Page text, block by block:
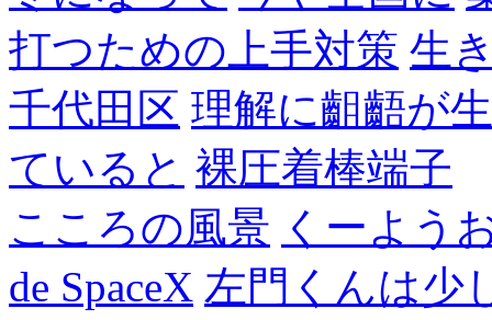
打つための上手対策 生
千代田区 理解に齟齬が
ていると 裸圧着棒端子
こころの風景 くーよう
de SpaceX 左門くんは少